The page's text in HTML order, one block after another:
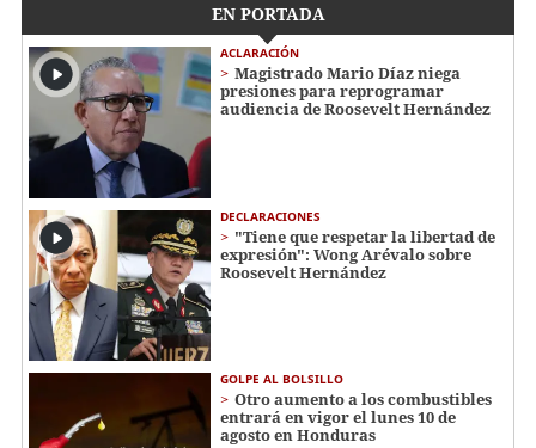
EN PORTADA
ACLARACIÓN
Magistrado Mario Díaz niega
presiones para reprogramar
audiencia de Roosevelt Hernández
DECLARACIONES
"Tiene que respetar la libertad de
expresión": Wong Arévalo sobre
Roosevelt Hernández
GOLPE AL BOLSILLO
Otro aumento a los combustibles
entrará en vigor el lunes 10 de
agosto en Honduras